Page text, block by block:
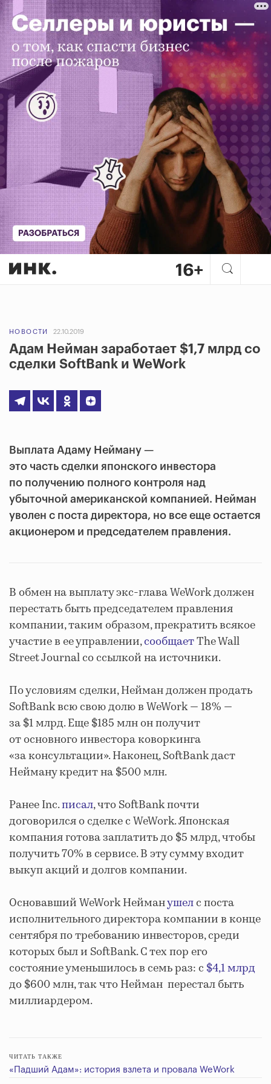
НОВОСТИ 22.10.2019
Адам Нейман заработает $1,7 млрд со
сделки SoftBank и WeWork
Выплата Адаму Нейману —
это часть сделки японского инвестора
по получению полного контроля над
убыточной американской компанией. Нейман
уволен с поста директора, но все еще остается
акционером и председателем правления.
В обмен на выплату экс-глава WeWork должен
перестать быть председателем правления
компании, таким образом, прекратить всякое
участие в ее управлении,сообщаетThe Wall
Street Journal со ссылкой на источники.
По условиям сделки, Нейман должен продать
SoftBank всю свою долю в WeWork — 18% —
за $1 млрд. Еще $185 млн он получит
от основного инвестора коворкинга
«за консультации». Наконец, SoftBank даст
Нейману кредит на $500 млн.
Ранее Inc.писал, что SoftBank почти
договорился о сделке с WeWork. Японская
компания готова заплатить до $5 млрд, чтобы
получить 70% в сервисе. В эту сумму входит
выкуп акций и долгов компании.
Основавший WeWork Нейманушелс поста
исполнительного директора компании в конце
сентября по требованию инвесторов, среди
которых был и SoftBank. С тех пор его
состояние уменьшилось в семь раз: с $4,1 млрд
до $600 млн, так что Нейман перестал быть
миллиардером.
ЧИТАТЬ ТАКЖЕ
«Падший Адам»: история взлета и провала WeWork